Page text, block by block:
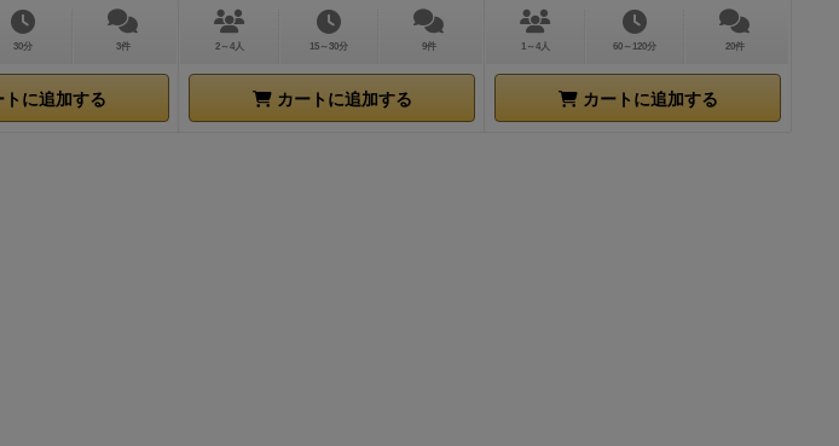
30分 3件
に追加する
2～4人 15～30分 9件
カートに追加する
1～4人 60～120分 20件
カートに追加する